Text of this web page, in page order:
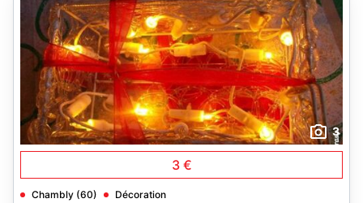
3
3 €
Chambly (60) Décoration